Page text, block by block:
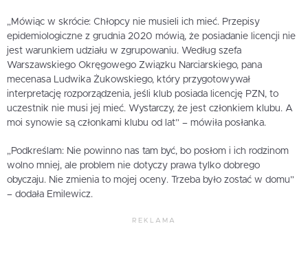
„Mówiąc w skrócie: Chłopcy nie musieli ich mieć. Przepisy
epidemiologiczne z grudnia 2020 mówią, że posiadanie licencji nie
jest warunkiem udziału w zgrupowaniu. Według szefa
Warszawskiego Okręgowego Związku Narciarskiego, pana
mecenasa Ludwika Żukowskiego, który przygotowywał
interpretację rozporządzenia, jeśli klub posiada licencję PZN, to
uczestnik nie musi jej mieć. Wystarczy, że jest członkiem klubu. A
moi synowie są członkami klubu od lat” – mówiła posłanka.
„Podkreślam: Nie powinno nas tam być, bo posłom i ich rodzinom
wolno mniej, ale problem nie dotyczy prawa tylko dobrego
obyczaju. Nie zmienia to mojej oceny. Trzeba było zostać w domu”
– dodała Emilewicz.
REKLAMA